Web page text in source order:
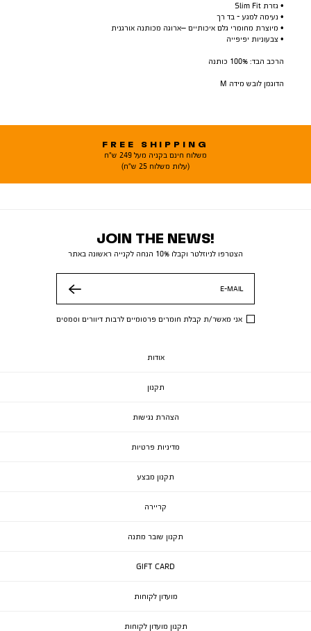
• גזרת Slim Fit
• נעימה למגע - בד רך
• מיוצרת מחומרי גלם איכותיים –ארוגה מכותנה אורגנית
• צבעוניות יפיפייה
הרכב הבד: 100% כותנה
הדוגמן לובש מידה M
FREE SHIPPING
משלוח חינם בקניה מעל 249 ש"ח
(עלות משלוח 25 ש"ח)
JOIN THE NEWS!
הצטרפו לניוזלטר וקבלו 10% הנחה לקנייה ראשונה באתר
E-MAIL
אני מאשר/ת קבלת חומרים פרסומיים לרבות דיוורים וסמסים
אודות
תקנון
הצהרת נגישות
מדיניות פרטיות
תקנון מבצע
קריירה
תקנון שובר מתנה
GIFT CARD
מועדון לקוחות
תקנון מועדון לקוחות